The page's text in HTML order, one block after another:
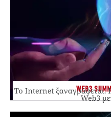
WEB3
Το Internet ξαναγράφεται.
Web3